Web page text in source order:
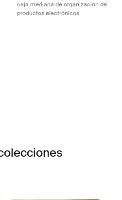
caja mediana de organización de
productos electrónicos
large Negro (selected)